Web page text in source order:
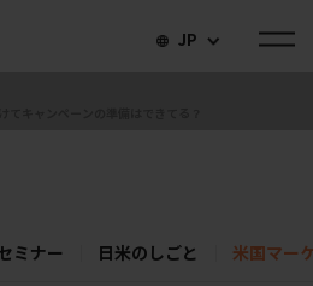
JP
ミナー 日米のしごと 米国マー